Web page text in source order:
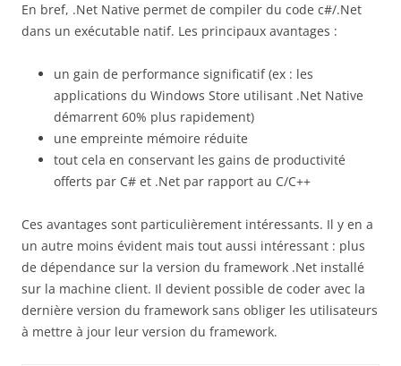
En bref, .Net Native permet de compiler du code c#/.Net
dans un exécutable natif. Les principaux avantages :
un gain de performance significatif (ex : les
applications du Windows Store utilisant .Net Native
démarrent 60% plus rapidement)
une empreinte mémoire réduite
tout cela en conservant les gains de productivité
offerts par C# et .Net par rapport au C/C++
Ces avantages sont particulièrement intéressants. Il y en a
un autre moins évident mais tout aussi intéressant : plus
de dépendance sur la version du framework .Net installé
sur la machine client. Il devient possible de coder avec la
dernière version du framework sans obliger les utilisateurs
à mettre à jour leur version du framework.